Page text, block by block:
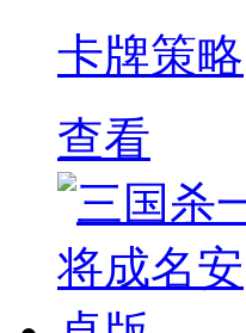
卡牌策略
查看